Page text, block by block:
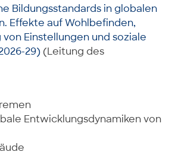
Bildungsstandards in globalen
Effekte auf Wohlbefinden,
Einstellungen und soziale
29) (Leitung des
Entwicklungsdynamiken von